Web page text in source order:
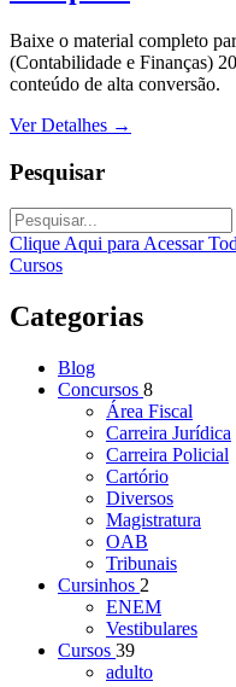
Baixe o material completo
(Contabilidade e Finanças)
conteúdo de alta conversão.
Ver Detalhes →
Pesquisar
Clique Aqui para Acessar
Cursos
Categorias
Blog
Concursos 8
Área Fiscal
Carreira Jurídica
Carreira Policial
Cartório
Diversos
Magistratura
OAB
Tribunais
Cursinhos 2
ENEM
Vestibulares
Cursos 39
adulto